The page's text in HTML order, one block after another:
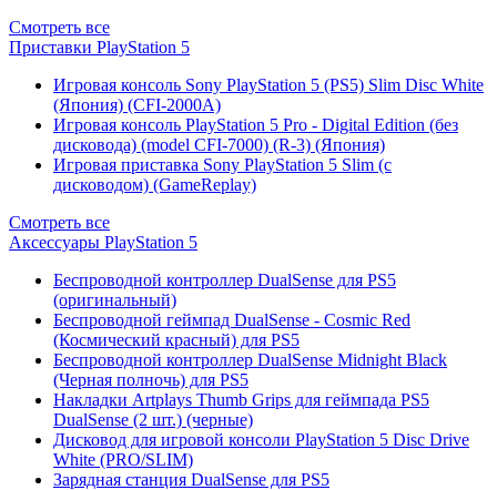
Смотреть все
Приставки PlayStation 5
Игровая консоль Sony PlayStation 5 (PS5) Slim Disc White
(Япония) (CFI-2000A)
Игровая консоль PlayStation 5 Pro - Digital Edition (без
дисковода) (model CFI-7000) (R-3) (Япония)
Игровая приставка Sony PlayStation 5 Slim (с
дисководом) (GameReplay)
Смотреть все
Аксессуары PlayStation 5
Беспроводной контроллер DualSense для PS5
(оригинальный)
Беспроводной геймпад DualSense - Cosmic Red
(Космический красный) для PS5
Беспроводной контроллер DualSense Midnight Black
(Черная полночь) для PS5
Накладки Artplays Thumb Grips для геймпада PS5
DualSense (2 шт.) (черные)
Дисковод для игровой консоли PlayStation 5 Disc Drive
White (PRO/SLIM)
Зарядная станция DualSense для PS5